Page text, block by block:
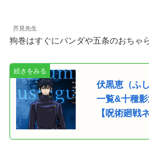
芥見先生
狗巻はすぐにパンダや五条のおちゃ
伏黒恵（ふ
一覧&十種
【呪術廻戦